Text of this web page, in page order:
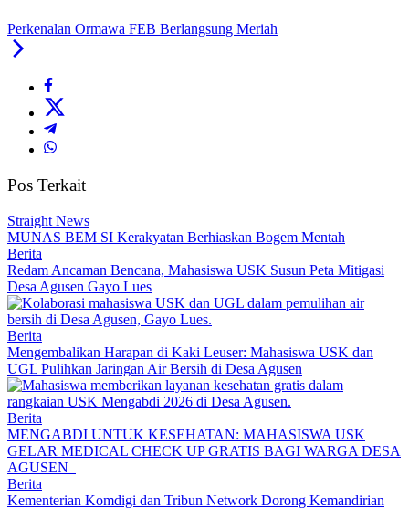
Perkenalan Ormawa FEB Berlangsung Meriah
Pos Terkait
Straight News
MUNAS BEM SI Kerakyatan Berhiaskan Bogem Mentah
Berita
Redam Ancaman Bencana, Mahasiswa USK Susun Peta Mitigasi
Desa Agusen Gayo Lues
Berita
Mengembalikan Harapan di Kaki Leuser: Mahasiswa USK dan
UGL Pulihkan Jaringan Air Bersih di Desa Agusen
Berita
MENGABDI UNTUK KESEHATAN: MAHASISWA USK
GELAR MEDICAL CHECK UP GRATIS BAGI WARGA DESA
AGUSEN
Berita
Kementerian Komdigi dan Tribun Network Dorong Kemandirian